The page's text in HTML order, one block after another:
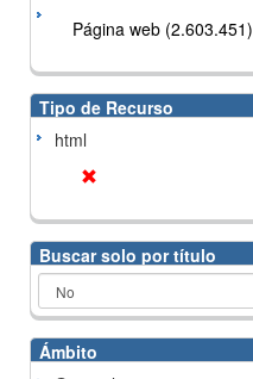
Página web (2.603.451)
Tipo de Recurso
html
Buscar solo por título
Ámbito